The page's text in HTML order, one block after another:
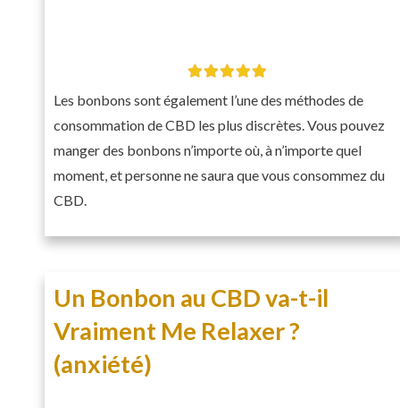
Les bonbons sont également l’une des méthodes de
consommation de CBD les plus discrètes. Vous pouvez
manger des bonbons n’importe où, à n’importe quel
moment, et personne ne saura que vous consommez du
CBD.
Un Bonbon au CBD va-t-il
Vraiment Me Relaxer ?
(anxiété)